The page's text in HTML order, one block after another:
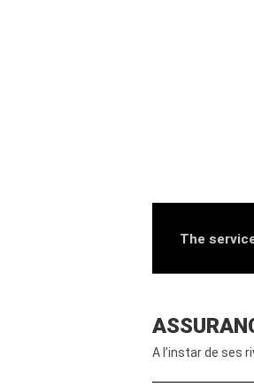
The
A l’instar de ses